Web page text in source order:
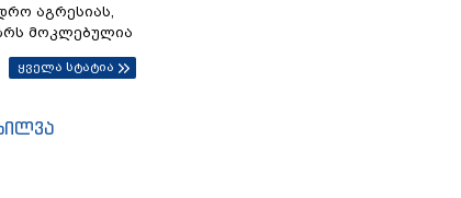
აგრესიას,
მოკლებულია
ყველა სტატია